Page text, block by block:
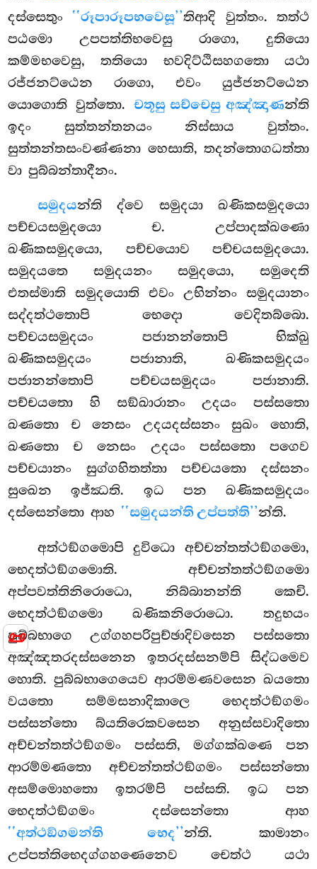
📜
දස්සෙතුං ‘‘රූපාරූපභවෙසූ’’තිආදි වුත්තං. තත්ථ
පඨමො උපපත්තිභවෙසු රාගො, දුතියො
කම්මභවෙසු, තතියො භවදිට්ඨිසහගතො යථා
රජ්ජනට්ඨෙන රාගො, එවං යුජ්ජනට්ඨෙන
යොගොති වුත්තො. චතූසු සච්චෙසු අඤ්ඤාණන්ති
ඉදං සුත්තන්තනයං නිස්සාය වුත්තං.
සුත්තන්තසංවණ්ණනා හෙසාති, තදන්තොගධත්තා
වා පුබ්බන්තාදීනං.
සමුදයන්ති ද්වෙ සමුදයා ඛණිකසමුදයො
පච්චයසමුදයො ච. උප්පාදක්ඛණො
ඛණිකසමුදයො, පච්චයොව පච්චයසමුදයො.
සමුදයතෙ සමුදයනං සමුදයො, සමුදෙති
එතස්මාති සමුදයොති එවං උභින්නං සමුදයානං
සද්දත්ථතොපි භෙදො වෙදිතබ්බො.
පච්චයසමුදයං පජානන්තොපි භික්ඛු
ඛණිකසමුදයං පජානාති, ඛණිකසමුදයං
පජානන්තොපි පච්චයසමුදයං පජානාති.
පච්චයතො හි සඞ්ඛාරානං උදයං පස්සතො
ඛණතො ච නෙසං උදයදස්සනං සුඛං හොති,
ඛණතො ච නෙසං උදයං පස්සතො පගෙව
පච්චයානං සුග්ගහිතත්තා පච්චයතො දස්සනං
සුඛෙන ඉජ්ඣති. ඉධ පන ඛණිකසමුදයං
දස්සෙන්තො ආහ ‘‘සමුදයන්ති උප්පත්ති’’න්ති.
අත්ථඞ්ගමොපි දුවිධො අච්චන්තත්ථඞ්ගමො,
භෙදත්ථඞ්ගමොති. අච්චන්තත්ථඞ්ගමො
අප්පවත්තිනිරොධො, නිබ්බානන්ති කෙචි.
භෙදත්ථඞ්ගමො ඛණිකනිරොධො. තදුභයං
පුබ්බභාගෙ උග්ගහපරිපුච්ඡාදිවසෙන පස්සතො
අඤ්ඤතරදස්සනෙන ඉතරදස්සනම්පි සිද්ධමෙව
හොති. පුබ්බභාගෙයෙව ආරම්මණවසෙන ඛයතො
වයතො සම්මසනාදිකාලෙ භෙදත්ථඞ්ගමං
පස්සන්තො බ්යතිරෙකවසෙන අනුස්සවාදිතො
අච්චන්තත්ථඞ්ගමං පස්සති, මග්ගක්ඛණෙ පන
ආරම්මණතො අච්චන්තත්ථඞ්ගමං පස්සන්තො
අසම්මොහතො ඉතරම්පි පස්සති. ඉධ පන
භෙදත්ථඞ්ගමං දස්සෙන්තො ආහ
‘‘අත්ථඞ්ගමන්ති භෙද’’න්ති. කාමානං
උප්පත්තිභෙදග්ගහණෙනෙව චෙත්ථ යථා